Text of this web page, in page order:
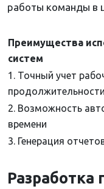
работы команды в
Преимущества
систем
1. Точный учет
2. Возможность
времени
3. Генерация
Разработка